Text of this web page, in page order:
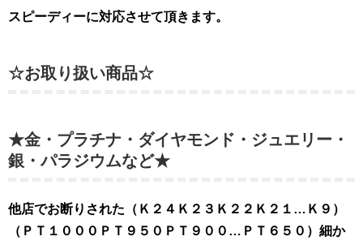
スピーディーに対応させて頂きます。
☆お取り扱い商品☆
★金・プラチナ・ダイヤモンド・ジュエリー・
銀・パラジウムなど★
他店でお断りされた（Ｋ２４Ｋ２３Ｋ２２Ｋ２１…Ｋ９）
（ＰＴ１０００ＰＴ９５０ＰＴ９００…ＰＴ６５０）細か